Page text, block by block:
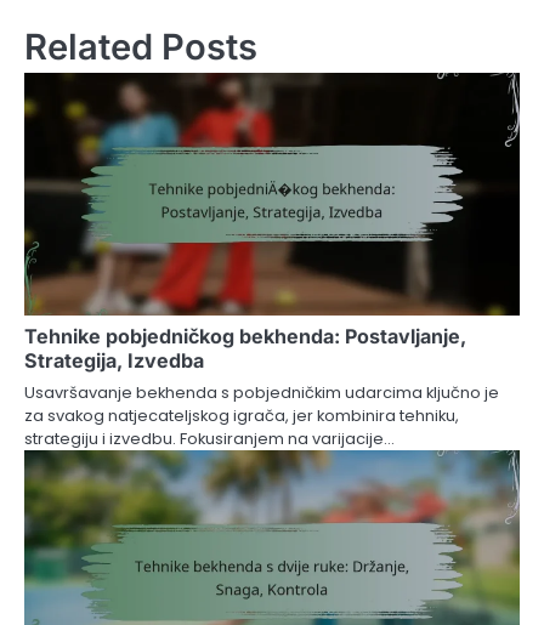
Related Posts
Tehnike pobjedničkog bekhenda: Postavljanje,
Strategija, Izvedba
Usavršavanje bekhenda s pobjedničkim udarcima ključno je
za svakog natjecateljskog igrača, jer kombinira tehniku,
strategiju i izvedbu. Fokusiranjem na varijacije…